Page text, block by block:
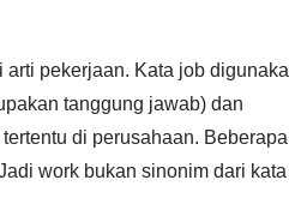
pekerjaan. Kata job
tanggung jawab) dan
di perusahaan. Beberapa
work bukan sinonim dari kata